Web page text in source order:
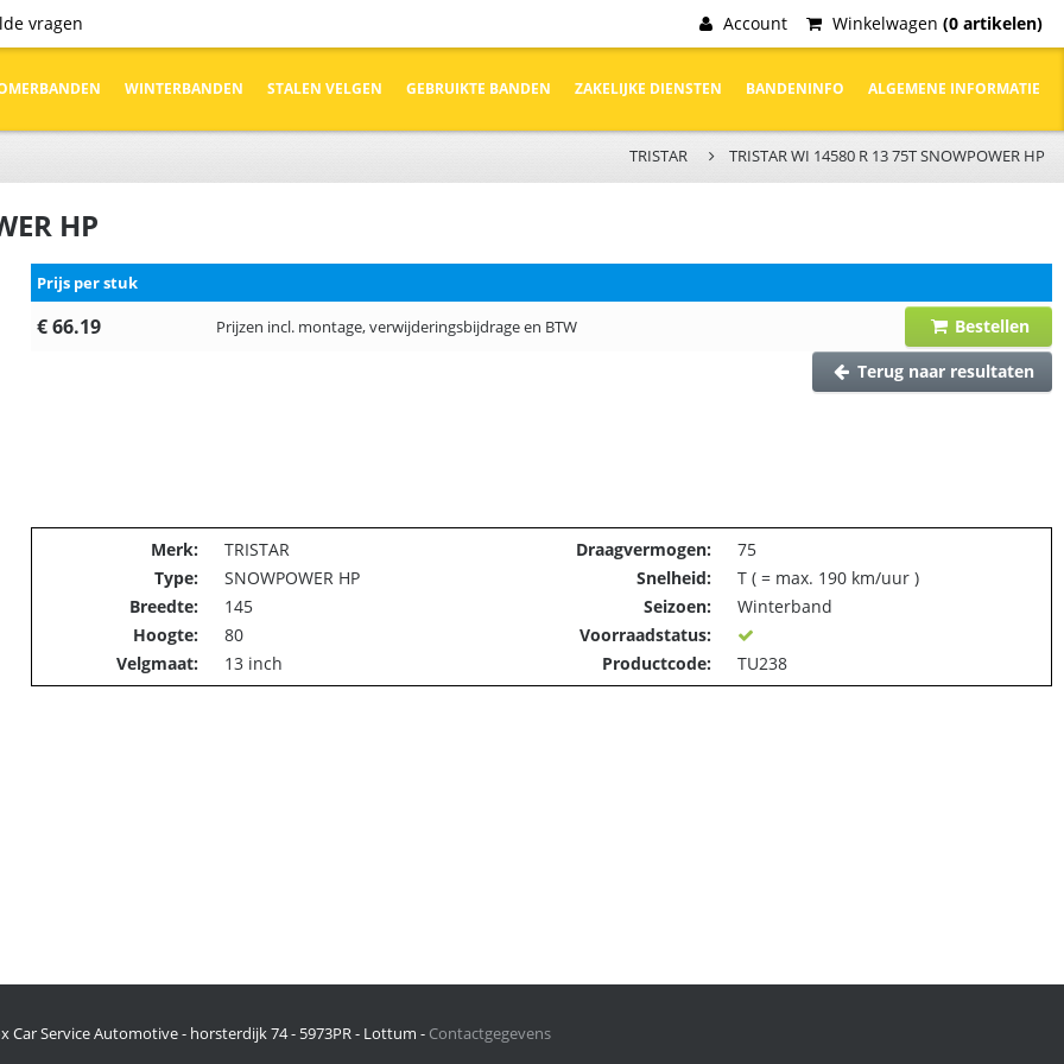
vragen Account Winkelwagen (0 artikelen)
WINTERBANDEN STALEN VELGEN GEBRUIKTE BANDEN ZAKELIJKE DIENSTEN BANDENINFO ALGEMENE INFORMATIE
TRISTAR TRISTAR WI 14580 R 13 75T SNOWPOWER HP
HP
Prijs per stuk
€ 66.19 Prijzen incl. montage, verwijderingsbijdrage en BTW
Bestellen
Terug naar resultaten
Merk: TRISTAR Draagvermogen:
75
Type:
SNOWPOWER HP Snelheid:
T ( = max. 190 km/uur )
Breedte:
145 Seizoen:
Winterband
Hoogte:
80
Voorraadstatus:
Velgmaat:
13 inch Productcode: TU238
Car Service Automotive - horsterdijk 74 - 5973PR - Lottum - Contactgegevens